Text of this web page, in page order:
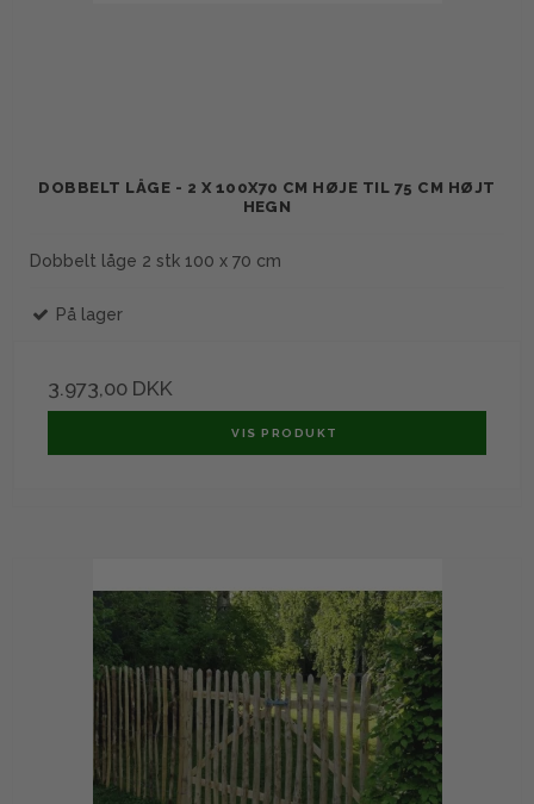
DOBBELT LÅGE - 2 X 100X70 CM HØJE TIL 75 CM HØJT
HEGN
Dobbelt låge 2 stk 100 x 70 cm
På lager
3.973,00 DKK
VIS PRODUKT